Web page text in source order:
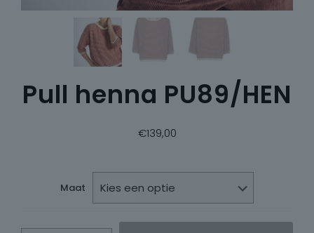
Pull henna PU89/HEN
€139,00
Maat